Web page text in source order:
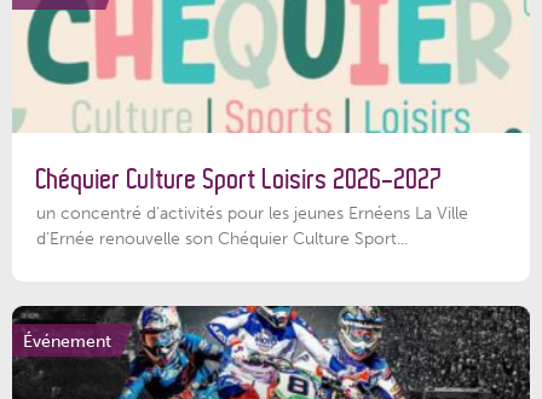
Chéquier Culture Sport Loisirs 2026-2027
un concentré d’activités pour les jeunes Ernéens La Ville
d’Ernée renouvelle son Chéquier Culture Sport...
Événement